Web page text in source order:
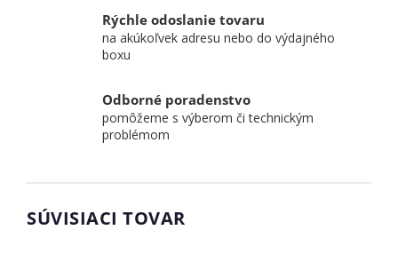
Rýchle odoslanie tovaru
na akúkoľvek adresu nebo do výdajného
boxu
Odborné poradenstvo
pomôžeme s výberom či technickým
problémom
SÚVISIACI TOVAR